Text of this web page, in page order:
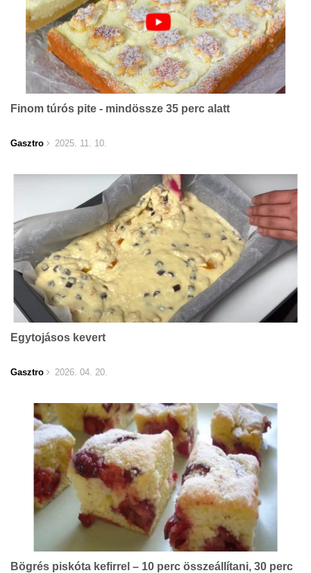
Finom túrós pite - mindössze 35 perc alatt
Gasztro 2025. 11. 10.
Egytojásos kevert
Gasztro 2026. 04. 20.
Bögrés piskóta kefirrel – 10 perc összeállítani, 30 perc